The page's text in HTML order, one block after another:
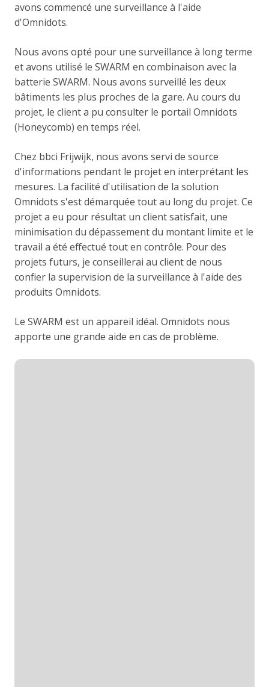
avons commencé une surveillance à l'aide
d'Omnidots.
Nous avons opté pour une surveillance à long terme
et avons utilisé le SWARM en combinaison avec la
batterie SWARM. Nous avons surveillé les deux
bâtiments les plus proches de la gare. Au cours du
projet, le client a pu consulter le portail Omnidots
(Honeycomb) en temps réel.
Chez bbci Frijwijk, nous avons servi de source
d'informations pendant le projet en interprétant les
mesures. La facilité d'utilisation de la solution
Omnidots s'est démarquée tout au long du projet. Ce
projet a eu pour résultat un client satisfait, une
minimisation du dépassement du montant limite et le
travail a été effectué tout en contrôle. Pour des
projets futurs, je conseillerai au client de nous
confier la supervision de la surveillance à l'aide des
produits Omnidots.
Le SWARM est un appareil idéal. Omnidots nous
apporte une grande aide en cas de problème.